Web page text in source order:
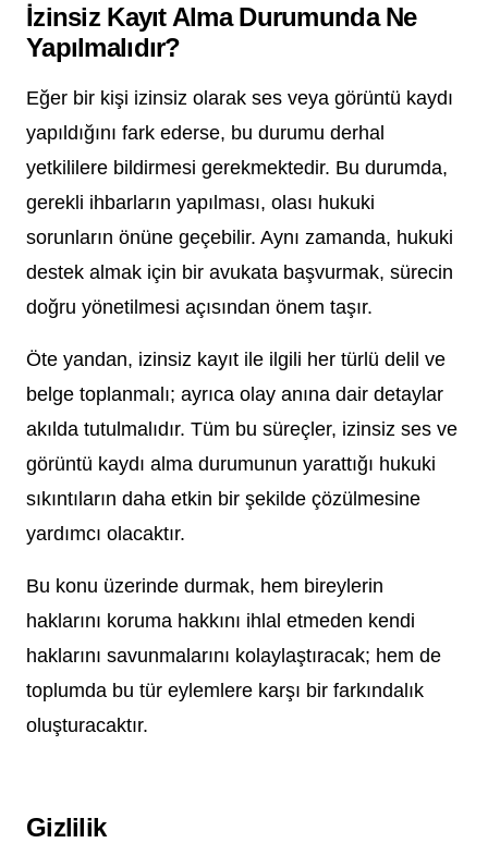
İzinsiz Kayıt Alma Durumunda Ne
Yapılmalıdır?
Eğer bir kişi izinsiz olarak ses veya görüntü kaydı
yapıldığını fark ederse, bu durumu derhal
yetkililere bildirmesi gerekmektedir. Bu durumda,
gerekli ihbarların yapılması, olası hukuki
sorunların önüne geçebilir. Aynı zamanda, hukuki
destek almak için bir avukata başvurmak, sürecin
doğru yönetilmesi açısından önem taşır.
Öte yandan, izinsiz kayıt ile ilgili her türlü delil ve
belge toplanmalı; ayrıca olay anına dair detaylar
akılda tutulmalıdır. Tüm bu süreçler, izinsiz ses ve
görüntü kaydı alma durumunun yarattığı hukuki
sıkıntıların daha etkin bir şekilde çözülmesine
yardımcı olacaktır.
Bu konu üzerinde durmak, hem bireylerin
haklarını koruma hakkını ihlal etmeden kendi
haklarını savunmalarını kolaylaştıracak; hem de
toplumda bu tür eylemlere karşı bir farkındalık
oluşturacaktır.
Gizlilik